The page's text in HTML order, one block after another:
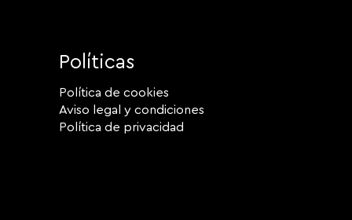
Políticas
Política de cookies
Aviso legal y condiciones
Política de privacidad